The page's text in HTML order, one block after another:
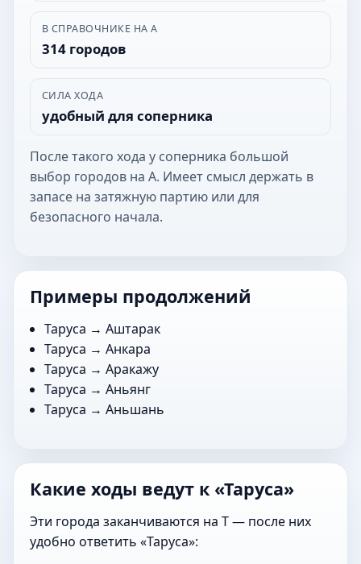
В СПРАВОЧНИКЕ НА А
314 городов
СИЛА ХОДА
удобный для соперника
После такого хода у соперника большой
выбор городов на А. Имеет смысл держать в
запасе на затяжную партию или для
безопасного начала.
Примеры продолжений
Таруса →Аштарак
Таруса →Анкара
Таруса →Аракажу
Таруса →Аньянг
Таруса →Аньшань
Какие ходы ведут к «Таруса»
Эти города заканчиваются на Т — после них
удобно ответить «Таруса»: